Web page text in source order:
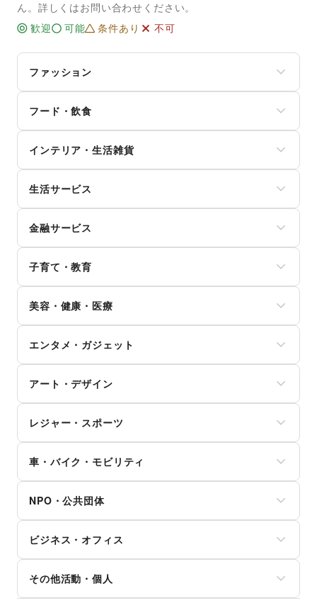
ん。詳しくはお問い合わせください。
歓迎
可能 条件あり 不可
ファッション
レディースファッション
ユニセックス
インナー・ルームウェア
キッズ・ベビー・マタニティ
スポーツ
シーズナルウェア
腕時計
靴
バッグ・革小物
ファッション雑貨
和服・着物
古着
その他ファッション
フード・飲食
和菓子
パン
お弁当・惣菜
軽食・ホットスナック
コーヒー・紅茶
その他飲料
食材・調味料
物産展・マルシェ
キッチンカー・移動販売
野菜・果物・生鮮食品
その他フード・飲食
インテリア・生活雑貨
寝具・ベッド
家具・家電
キッチン雑貨・調理器具
掃除用品・生活便利品
文房具
手芸・ハンドメイド
花・盆栽・ドライフラワー
犬・猫・ペット
日用雑貨
食器・陶磁器
その他インテリア・生活雑貨
生活サービス
インターネット・プロバイダ
電気・ガス
ウォーターサーバー
ハウスクリーニング・家事代行
定期宅配
リサイクル雑貨・古本
冠婚葬祭
資格・習い事
リフォーム
住宅（購入・賃貸）
たばこ
修理・メンテナンス
就職・転職・求人
金融サービス
保険
銀行
住宅ローン
証券・FX
不動産投資
その他金融サービス
子育て・教育
ランドセル
学習教材・通信教育
子供向け教室・レッスン
塾・家庭教師
おもちゃ・絵本
その他子育て・教育
美容・健康・医療
ダイエット・健康グッズ
美容・コスメ・香水
ヘアケア・シャンプー
美容家電
ヘアサロン・ネイルサロン
マッサージ・整体
女性用品・フェムテック
コンタクトレンズ
医療・医薬品
その他美容・健康
エンタメ・ガジェット
スマホアクセサリー
ガジェット
ゲーム
アニメ
コミック・マンガ
アイドル・芸能人
CD・DVD・本・雑誌
Webメディア・アプリ
テレビ・ドラマ
映画
音楽・ライブ
演劇
占い
アート・デザイン
写真・イラストレーション
立体作品・彫刻
その他アート・デザイン
レジャー・スポーツ
キャンプ・アウトドア
野球
サッカー
バスケットボール
ゴルフ
その他レジャー・スポーツ
車・バイク・モビリティ
バイク・オートバイ
自転車・ロードバイク
マイクロモビリティ
その他車・バイク・モビリティ
NPO・公共団体
外国団体・大使館
募金・寄付
NPO・ボランティア活動
その他NPO・公共団体
ビジネス・オフィス
オフィス家具・OA機器
イベント企画・運営
その他活動・個人